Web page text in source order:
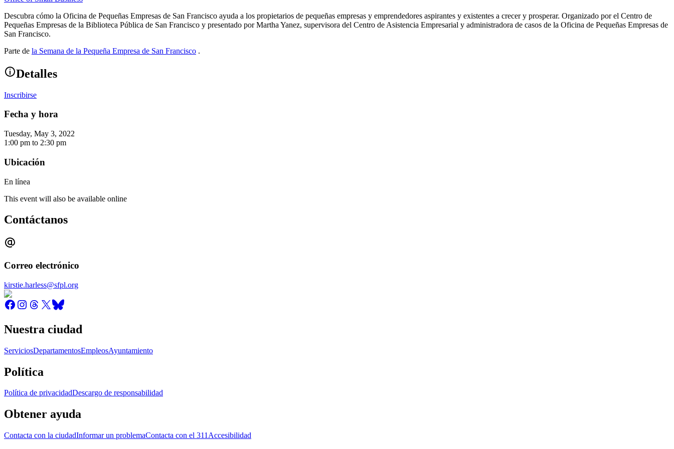
Descubra cómo la Oficina de Pequeñas Empresas de San Francisco ayuda a los propietarios de pequeñas empresas y emprendedores aspirantes y existentes a crecer y prosperar. Organizado por el Centro de
Pequeñas Empresas de la Biblioteca Pública de San Francisco y presentado por Martha Yanez, supervisora del Centro de Asistencia Empresarial y administradora de casos de la Oficina de Pequeñas Empresas de
San Francisco.
Parte de la Semana de la Pequeña Empresa de San Francisco .
Detalles
Inscribirse
Fecha y hora
Tuesday, May 3, 2022
1:00 pm to 2:30 pm
Ubicación
En línea
This event will also be available online
Contáctanos
Correo electrónico
kirstie.harless@sfpl.org
Nuestra ciudad
ServiciosDepartamentosEmpleosAyuntamiento
Política
Política de privacidadDescargo de responsabilidad
Obtener ayuda
Contacta con la ciudadInformar un problemaContacta con el 311 Accesibilidad